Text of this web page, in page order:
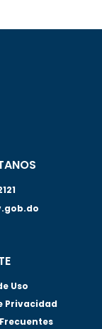
Uso
Privacidad